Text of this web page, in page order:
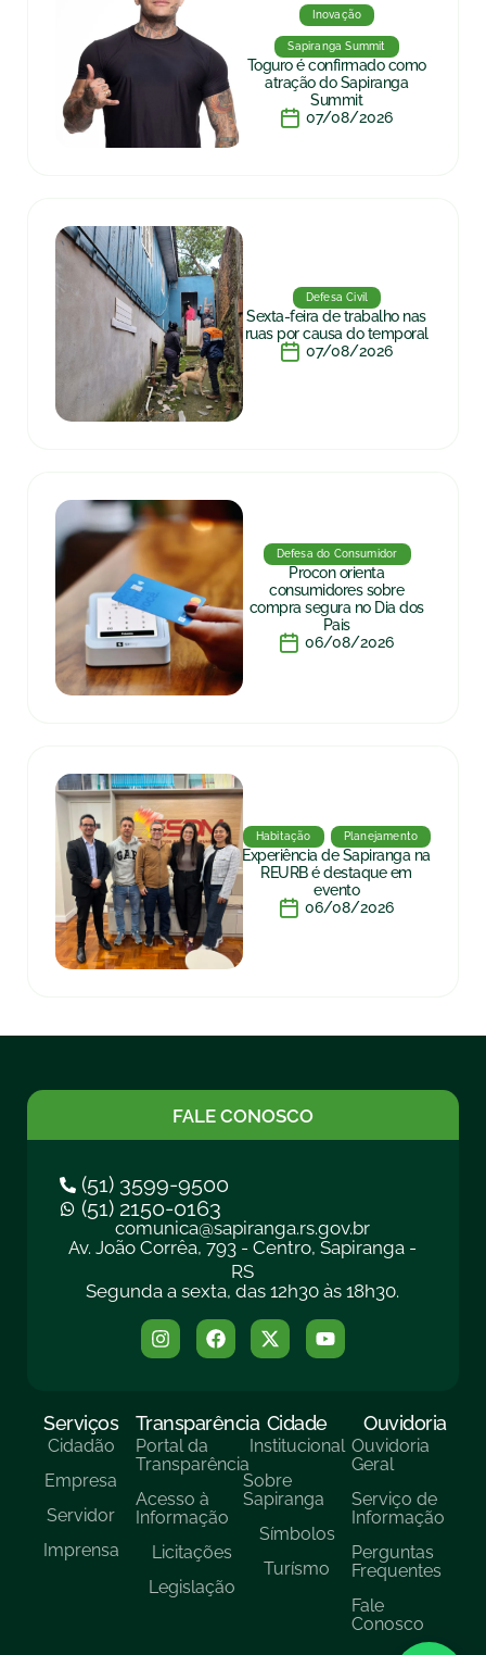
Inovação
Sapiranga Summit
Toguro é confirmado como
atração do Sapiranga
Summit
07/08/2026
Defesa Civil
Sexta-feira de trabalho nas
ruas por causa do temporal
07/08/2026
Defesa do Consumidor
Procon orienta
consumidores sobre
compra segura no Dia dos
Pais
06/08/2026
Habitação Planejamento
Experiência de Sapiranga na
REURB é destaque em
evento
06/08/2026
FALE CONOSCO
(51) 3599-9500
(51) 2150-0163
comunica@sapiranga.rs.gov.br
Av. João Corrêa, 793 - Centro, Sapiranga -
RS
Segunda a sexta, das 12h30 às 18h30.
Serviços
Cidadão
Empresa
Servidor
Imprensa
Transparência
Portal da
Transparência
Acesso à
Informação
Licitações
Legislação
Cidade
Institucional
Sobre
Sapiranga
Símbolos
Turísmo
Ouvidoria
Ouvidoria
Geral
Serviço de
Informação
Perguntas
Frequentes
Fale
Conosco